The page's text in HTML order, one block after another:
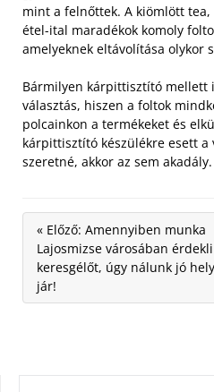
mint a felnőttek. A kiömlött tea,
étel-ital maradékok komoly
amelyeknek eltávolítása olykor
Bármilyen kárpittisztító mellett
választás, hiszen a foltok
polcainkon a termékeket és
kárpittisztító készülékre esett a
szeretné, akkor az sem
« Előző: Amennyiben munka
Lajosmizse városában
keresgélőt, úgy nálunk jó
jár!